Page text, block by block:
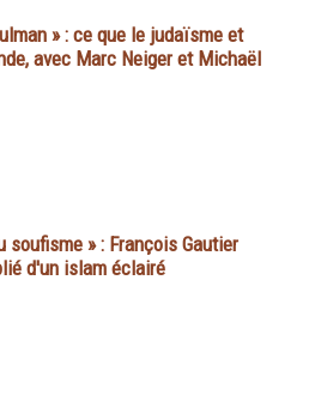
» : ce que le judaïsme et
avec Marc Neiger et Michaël
soufisme » : François Gautier
d'un islam éclairé